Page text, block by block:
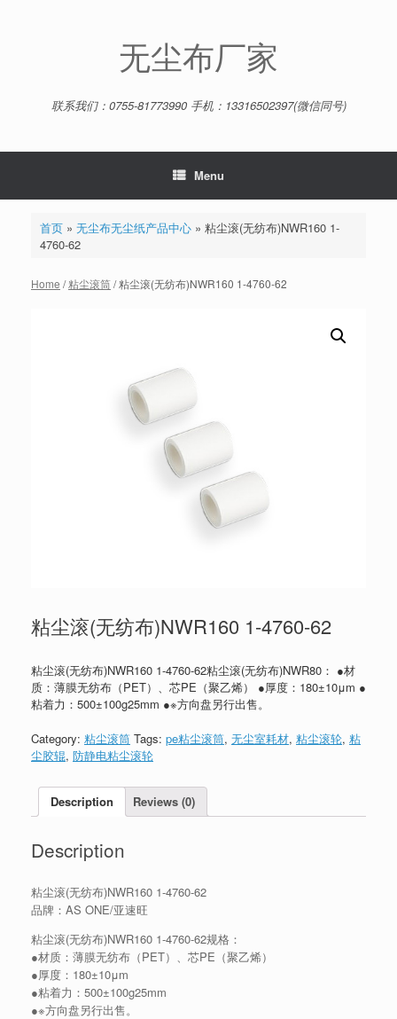
无尘布厂家
联系我们：0755-81773990 手机：13316502397(微信同号)
Menu
首页» 无尘布无尘纸产品中心» 粘尘滚(无纺布)NWR160 1-
4760-62
Home /粘尘滚筒/ 粘尘滚(无纺布)NWR160 1-4760-62
粘尘滚(无纺布)NWR160 1-4760-62
粘尘滚(无纺布)NWR160 1-4760-62粘尘滚(无纺布)NWR80： ●材
质：薄膜无纺布（PET）、芯PE（聚乙烯） ●厚度：180±10μm ●
粘着力：500±100g25mm ●※方向盘另行出售。
Category: 粘尘滚筒 Tags: pe粘尘滚筒, 无尘室耗材, 粘尘滚轮, 粘
尘胶辊, 防静电粘尘滚轮
Description Reviews (0)
Description
粘尘滚(无纺布)NWR160 1-4760-62
品牌：AS ONE/亚速旺
粘尘滚(无纺布)NWR160 1-4760-62规格：
●材质：薄膜无纺布（PET）、芯PE（聚乙烯）
●厚度：180±10μm
●粘着力：500±100g25mm
●※方向盘另行出售。